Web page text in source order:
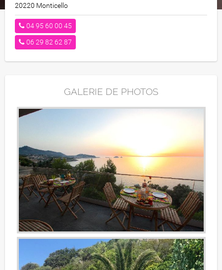
20220 Monticello
04 95 60 00 45
06 29 82 62 87
GALERIE DE PHOTOS